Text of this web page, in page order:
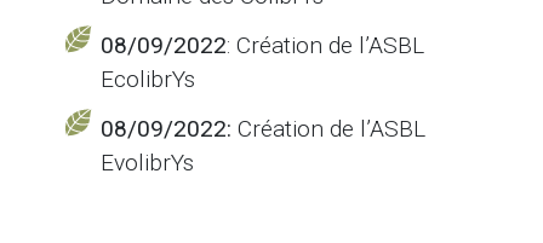
08/09/2022: Création de l’ASBL
EcolibrYs
08/09/2022: Création de l’ASBL
EvolibrYs